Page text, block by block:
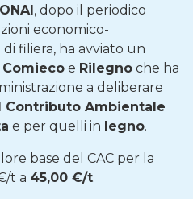
, dopo il periodico
economico-
filiera, ha avviato un
Comieco e Rilegno che ha
a deliberare
Ambientale
e per quelli in legno.
base del CAC per la
t a 45,00 €/t.